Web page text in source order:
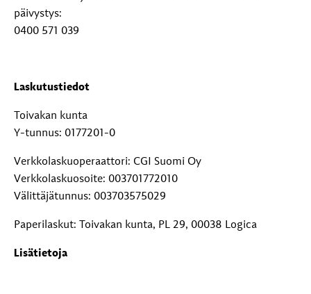
päivystys:
0400 571 039
Laskutustiedot
Toivakan kunta
Y-tunnus: 0177201-0
Verkkolaskuoperaattori: CGI Suomi Oy
Verkkolaskuosoite: 003701772010
Välittäjätunnus: 003703575029
Paperilaskut: Toivakan kunta, PL 29, 00038 Logica
Lisätietoja